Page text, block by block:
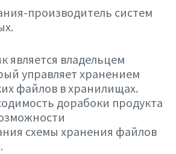
производитель систем
является владельцем
управляет хранением
файлов в хранилищах.
дорабоки продукта
схемы хранения файлов